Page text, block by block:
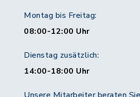
Montag bis Freitag:
08:00-12:00 Uhr
Dienstag zusätzlich:
14:00-18:00 Uhr